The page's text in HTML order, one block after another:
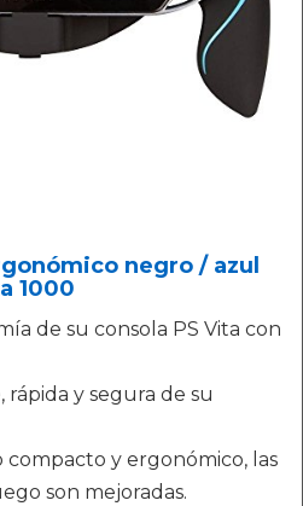
negro / azul
1000
de su consola PS Vita con
rápida y segura de su
compacto y ergonómico, las
son mejoradas.